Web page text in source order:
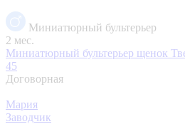
Миниатюрный бультерьер
2 мес.
Миниатюрный бультерьер щенок
45
Договорная
Мария
Заводчик